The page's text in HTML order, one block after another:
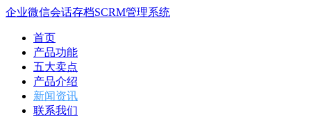
企业微信会话存档SCRM管理系统
首页
产品功能
五大卖点
产品介绍
新闻资讯
联系我们